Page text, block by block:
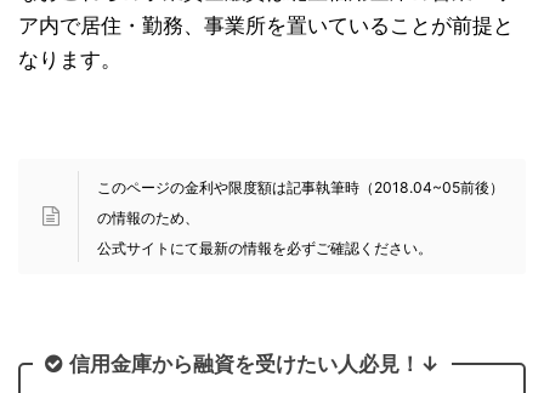
ア内で居住・勤務、事業所を置いていることが前提と
なります。
このページの金利や限度額は記事執筆時（2018.04~05前後）
の情報のため、
公式サイトにて最新の情報を必ずご確認ください。
信用金庫から融資を受けたい人必見！↓